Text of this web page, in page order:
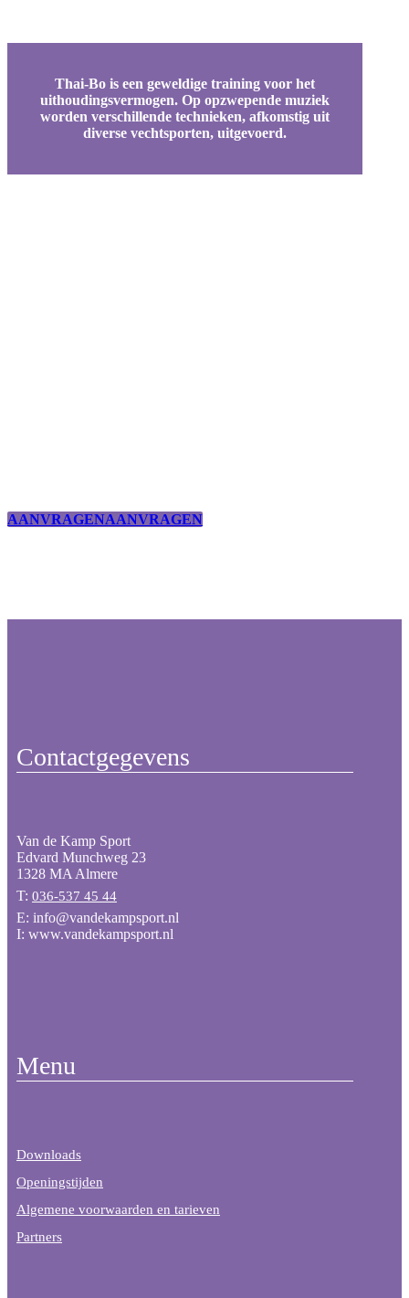
Thai-Bo is een geweldige training voor het
uithoudingsvermogen. Op opzwepende muziek
worden verschillende technieken, afkomstig uit
diverse vechtsporten, uitgevoerd.
AANVRAGENAANVRAGEN
Contactgegevens
Van de Kamp Sport
Edvard Munchweg 23
1328 MA Almere
T: 036-537 45 44
E: info@vandekampsport.nl
I: www.vandekampsport.nl
Menu
Downloads
Openingstijden
Algemene voorwaarden en tarieven
Partners